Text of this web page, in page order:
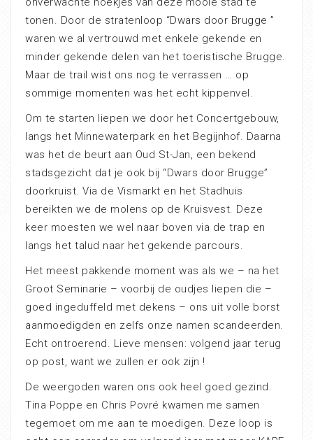
tonen. Door de stratenloop “Dwars door Brugge ”
waren we al vertrouwd met enkele gekende en
minder gekende delen van het toeristische Brugge.
Maar de trail wist ons nog te verrassen … op
sommige momenten was het echt kippenvel.
Om te starten liepen we door het Concertgebouw,
langs het Minnewaterpark en het Begijnhof. Daarna
was het de beurt aan Oud St-Jan, een bekend
stadsgezicht dat je ook bij “Dwars door Brugge”
doorkruist. Via de Vismarkt en het Stadhuis
bereikten we de molens op de Kruisvest. Deze
keer moesten we wel naar boven via de trap en
langs het talud naar het gekende parcours.
Het meest pakkende moment was als we – na het
Groot Seminarie – voorbij de oudjes liepen die –
goed ingeduffeld met dekens – ons uit volle borst
aanmoedigden en zelfs onze namen scandeerden.
Echt ontroerend. Lieve mensen: volgend jaar terug
op post, want we zullen er ook zijn !
De weergoden waren ons ook heel goed gezind.
Tina Poppe en Chris Povré kwamen me samen
tegemoet om me aan te moedigen. Deze loop is